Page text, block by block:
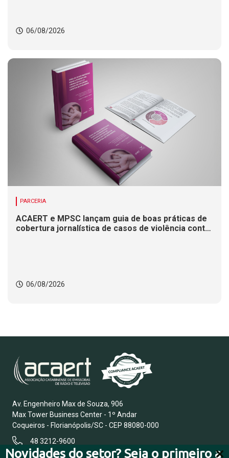
Novidades do setor? Seja o primeiro a
06/08/2026
PARCERIA
ACAERT e MPSC lançam guia de boas práticas de
cobertura jornalística de casos de violência contra
06/08/2026
Av. Engenheiro Max de Souza, 906
Max Tower Business Center - 1º Andar
Coqueiros - Florianópolis/SC - CEP 88080-000
48 3212-9600